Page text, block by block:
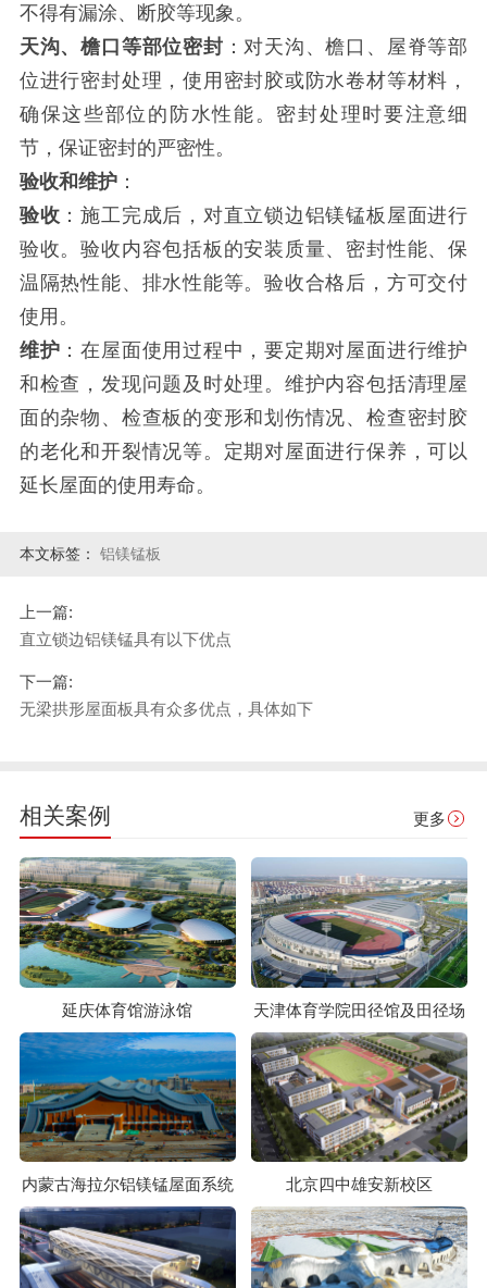
不得有漏涂、断胶等现象。
天沟、檐口等部位密封 ：对天沟、檐口、屋脊等部
位进行密封处理，使用密封胶或防水卷材等材料，
确保这些部位的防水性能。密封处理时要注意细
节，保证密封的严密性。
验收和维护：
验收 ：施工完成后，对直立锁边铝镁锰板屋面进行
验收。验收内容包括板的安装质量、密封性能、保
温隔热性能、排水性能等。验收合格后，方可交付
使用。
维护 ：在屋面使用过程中，要定期对屋面进行维护
和检查，发现问题及时处理。维护内容包括清理屋
面的杂物、检查板的变形和划伤情况、检查密封胶
的老化和开裂情况等。定期对屋面进行保养，可以
延长屋面的使用寿命。
本文标签： 铝镁锰板
上一篇:
直立锁边铝镁锰具有以下优点
下一篇:
无梁拱形屋面板具有众多优点，具体如下
相关案例 更多
延庆体育馆游泳馆 天津体育学院田径馆及田径场
内蒙古海拉尔铝镁锰屋面系统 北京四中雄安新校区